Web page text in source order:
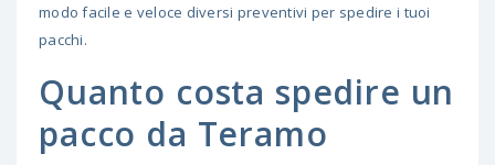
modo facile e veloce diversi preventivi per spedire i tuoi
pacchi.
Quanto costa spedire un
pacco da Teramo